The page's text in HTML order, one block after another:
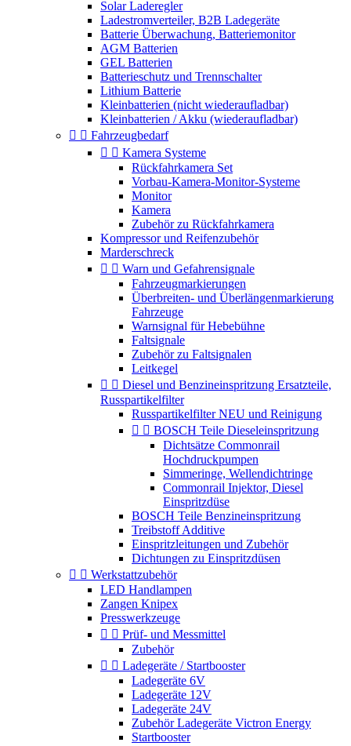
Solar Laderegler
Ladestromverteiler, B2B Ladegeräte
Batterie Überwachung, Batteriemonitor
AGM Batterien
GEL Batterien
Batterieschutz und Trennschalter
Lithium Batterie
Kleinbatterien (nicht wiederaufladbar)
Kleinbatterien / Akku (wiederaufladbar)
  Fahrzeugbedarf
  Kamera Systeme
Rückfahrkamera Set
Vorbau-Kamera-Monitor-Systeme
Monitor
Kamera
Zubehör zu Rückfahrkamera
Kompressor und Reifenzubehör
Marderschreck
  Warn und Gefahrensignale
Fahrzeugmarkierungen
Überbreiten- und Überlängenmarkierung
Fahrzeuge
Warnsignal für Hebebühne
Faltsignale
Zubehör zu Faltsignalen
Leitkegel
  Diesel und Benzineinspritzung Ersatzteile,
Russpartikelfilter
Russpartikelfilter NEU und Reinigung
  BOSCH Teile Dieseleinspritzung
Dichtsätze Commonrail
Hochdruckpumpen
Simmeringe, Wellendichtringe
Commonrail Injektor, Diesel
Einspritzdüse
BOSCH Teile Benzineinspritzung
Treibstoff Additive
Einspritzleitungen und Zubehör
Dichtungen zu Einspritzdüsen
  Werkstattzubehör
LED Handlampen
Zangen Knipex
Presswerkzeuge
  Prüf- und Messmittel
Zubehör
  Ladegeräte / Startbooster
Ladegeräte 6V
Ladegeräte 12V
Ladegeräte 24V
Zubehör Ladegeräte Victron Energy
Startbooster